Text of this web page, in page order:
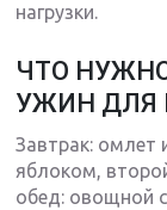
нагрузки.
ЧТО
УЖИН ДЛЯ
Завтрак: омлет
яблоком,
обед: овощной